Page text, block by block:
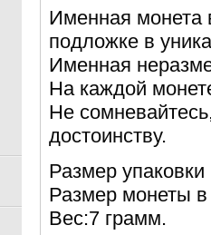
Именная монета
подложке в
Именная
На каждой
Не
достоинству.
Размер
Размер монеты
Вес:7 грамм.